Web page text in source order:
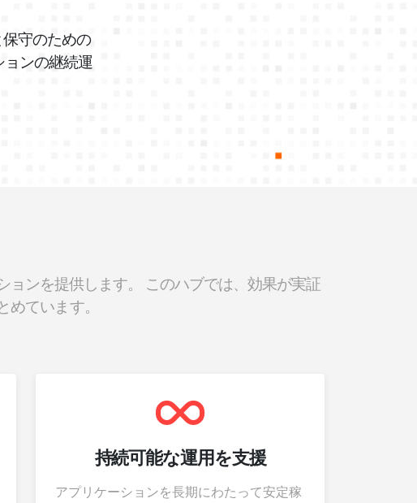
守のための
ンの継続運
ンを提供します。 このハブでは、効果が実証
ています。
持続可能な運用を支援
アプリケーションを長期にわたって安定稼